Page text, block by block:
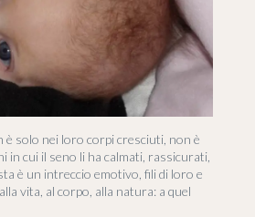
è solo nei loro corpi cresciuti, non è
in cui il seno li ha calmati, rassicurati,
è un intreccio emotivo, fili di loro e
vita, al corpo, alla natura: a quel